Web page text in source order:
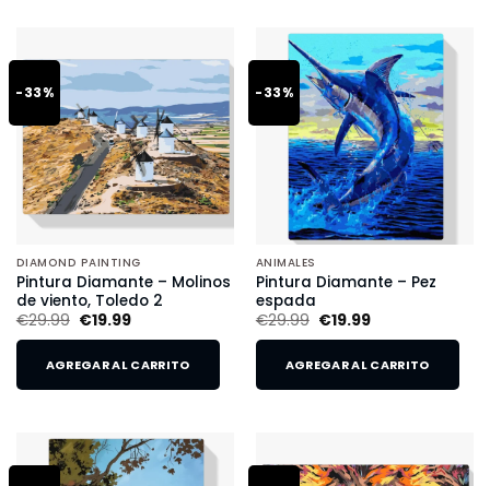
-33%
DIAMOND PAINTING
Pintura Diamante – Molinos
de viento, Toledo 2
€29.99 €19.99
AGREGAR AL CARRITO
-33%
ANIMALES
Pintura Diamante – Pez
espada
€29.99 €19.99
AGREGAR AL CARRITO